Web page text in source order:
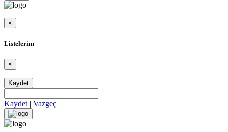
×
Listelerim
×
Kaydet
Kaydet | Vazgeç